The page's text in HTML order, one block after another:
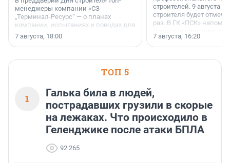
менеджеры компании «СЗ
„Терминал-Ресурс“ — о планах
компании, испытаниях и поводах для
осторожного оптимизма.
7 августа, 18:00
строителей. 9 августа
строителя будет
раз. В ГК «ПСК»
поменялась роль
7 августа, 16:20
ТОП 5
1
Галька била в людей,
пострадавших грузили в скорые
на лежаках. Что происходило в
Геленджике после атаки БПЛА
92 265